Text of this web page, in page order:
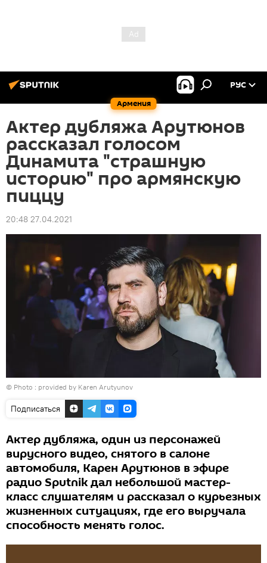
Армения
РУС
Актер дубляжа Арутюнов
рассказал голосом
Динамита "страшную
историю" про армянскую
пиццу
20:48 27.04.2021
© Photo : provided by Karen Arutyunov
Подписаться
Актер дубляжа, один из персонажей
вирусного видео, снятого в салоне
автомобиля, Карен Арутюнов в эфире
радио Sputnik дал небольшой мастер-
класс слушателям и рассказал о курьезных
жизненных ситуациях, где его выручала
способность менять голос.